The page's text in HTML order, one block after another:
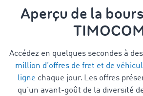
Aperçu de la
Accédez en quelques secondes à
million d’offres de fret et de
ligne chaque jour. Les offres
qu’un avant-goût de la diversité